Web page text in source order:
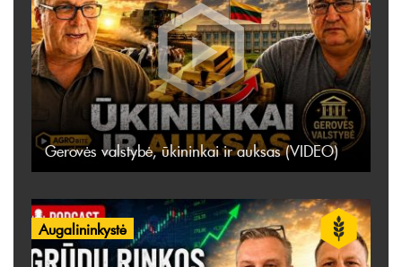
Gerovės valstybė, ūkininkai ir auksas (VIDEO)
Augalininkystė